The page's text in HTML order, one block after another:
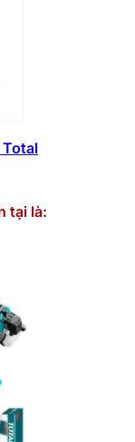
Total
tại là: